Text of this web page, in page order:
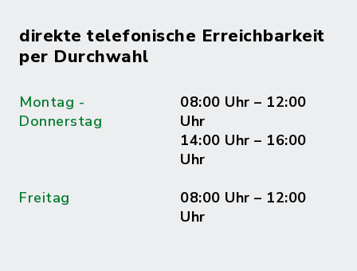
direkte telefonische Erreichbarkeit
per Durchwahl
Montag -
Donnerstag
08:00 Uhr – 12:00
Uhr
14:00 Uhr – 16:00
Uhr
Freitag
08:00 Uhr – 12:00
Uhr